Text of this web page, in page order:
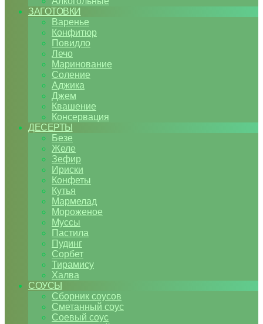
ЗАГОТОВКИ
Варенье
Конфитюр
Повидло
Лечо
Маринование
Соление
Аджика
Джем
Квашение
Консервация
ДЕСЕРТЫ
Безе
Желе
Зефир
Ириски
Конфеты
Кутья
Мармелад
Мороженое
Муссы
Пастила
Пудинг
Сорбет
Тирамису
Халва
СОУСЫ
Сборник соусов
Сметанный соус
Соевый соус